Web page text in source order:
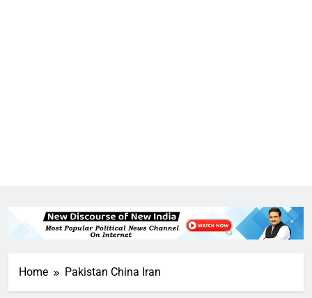
Home Pakistan China Iran
राम की नगरी अयोध्या में आने वाले भक्तों
का स्वागत करेगा लक्ष्मण द्वार